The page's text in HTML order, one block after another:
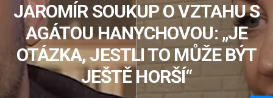
JAROMÍR SOUKUP O VZTAHU S
AGÁTOU HANYCHOVOU: „JE
OTÁZKA, JESTLI TO MŮŽE BÝT
JEŠTĚ HORŠÍ“